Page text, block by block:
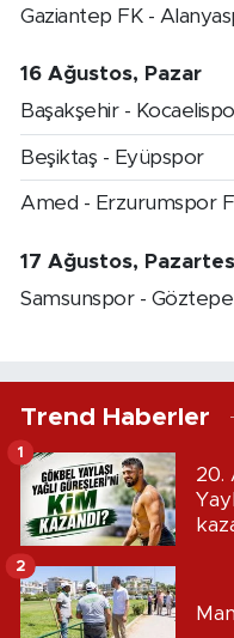
Gaziantep FK -
16 Ağustos, Pazar
Başakşehir -
Beşiktaş - Eyüpspor
Amed - Erzurumspor
17 Ağustos,
Samsunspor - Göztepe
Trend Haberler
20.
1
2